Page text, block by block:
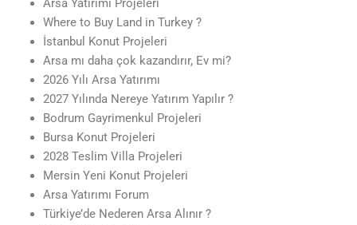
Arsa Yatırımı Projeleri
Where to Buy Land in Turkey ?
İstanbul Konut Projeleri
Arsa mı daha çok kazandırır, Ev mi?
2026 Yılı Arsa Yatırımı
2027 Yılında Nereye Yatırım Yapılır ?
Bodrum Gayrimenkul Projeleri
Bursa Konut Projeleri
2028 Teslim Villa Projeleri
Mersin Yeni Konut Projeleri
Arsa Yatırımı Forum
Türkiye’de Nederen Arsa Alınır ?